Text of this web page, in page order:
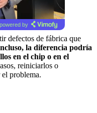
powered by
defectos de fábrica que
la diferencia podría
en el chip o en el
reiniciarlos o
problema.